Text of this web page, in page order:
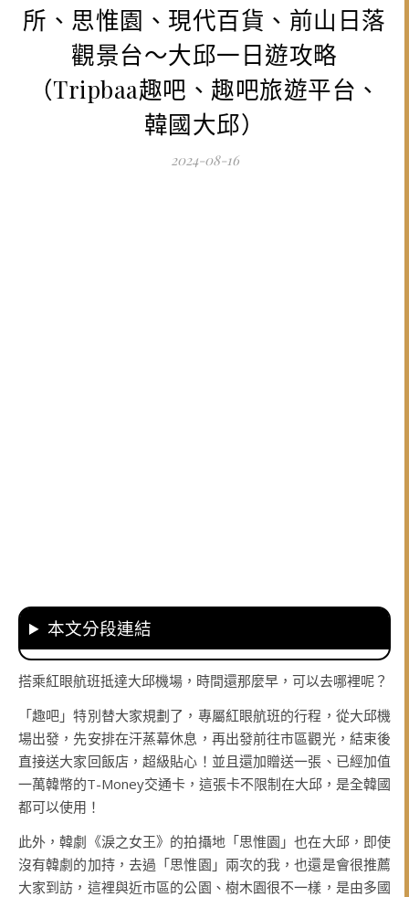
所、思惟園、現代百貨、前山日落
觀景台～大邱一日遊攻略
（Tripbaa趣吧、趣吧旅遊平台、
韓國大邱）
2024-08-16
本文分段連結
搭乘紅眼航班抵達大邱機場，時間還那麼早，可以去哪裡呢？
「趣吧」特別替大家規劃了，專屬紅眼航班的行程，從大邱機
場出發，先安排在汗蒸幕休息，再出發前往市區觀光，結束後
直接送大家回飯店，超級貼心！ 並且還加贈送一張、已經加值
一萬韓幣的T-Money交通卡，這張卡不限制在大邱，是全韓國
都可以使用！
此外，韓劇《淚之女王》的拍攝地「思惟園」也在大邱，即使
沒有韓劇的加持，去過「思惟園」兩次的我，也還是會很推薦
大家到訪，這裡與近市區的公園、樹木園很不一樣，是由多國